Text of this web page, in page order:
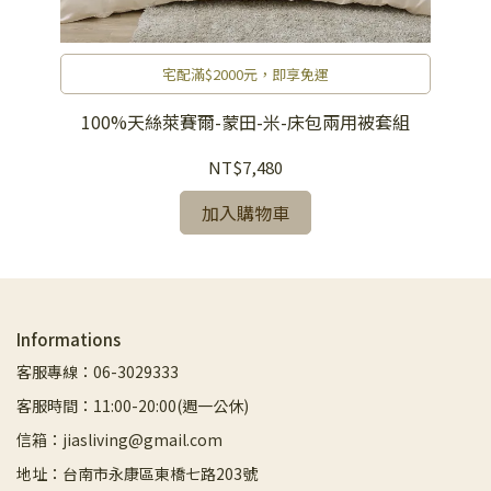
宅配滿$2000元，即享免運
100%天絲萊賽爾-蒙田-米-床包兩用被套組
NT$7,480
加入購物車
Informations
客服專線：06-3029333
客服時間：11:00-20:00(週一公休)
信箱：jiasliving@gmail.com
地址：台南市永康區東橋七路203號